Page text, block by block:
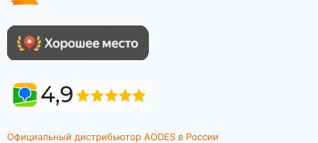
Официальный дистрибьютор AODES в России